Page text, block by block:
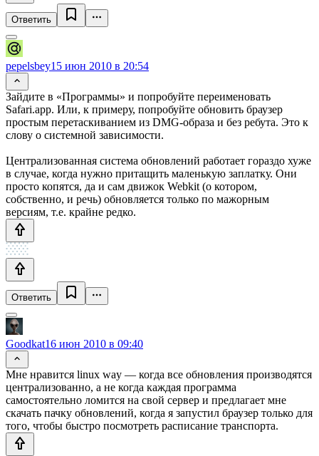
Ответить
pepelsbey15 июн 2010 в 20:54
Зайдите в «Программы» и попробуйте переименовать
Safari.app. Или, к примеру, попробуйте обновить браузер
простым перетаскиванием из DMG-образа и без ребута. Это к
слову о системной зависимости.
Централизованная система обновлений работает гораздо хуже
в случае, когда нужно притащить маленькую заплатку. Они
просто копятся, да и сам движок Webkit (о котором,
собственно, и речь) обновляется только по мажорным
версиям, т.е. крайне редко.
Ответить
Goodkat16 июн 2010 в 09:40
Мне нравится linux way — когда все обновления производятся
централизованно, а не когда каждая программа
самостоятельно ломится на свой сервер и предлагает мне
скачать пачку обновлений, когда я запустил браузер только для
того, чтобы быстро посмотреть расписание транспорта.